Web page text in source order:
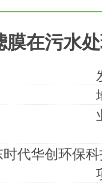
膜在污水
时代华创环保